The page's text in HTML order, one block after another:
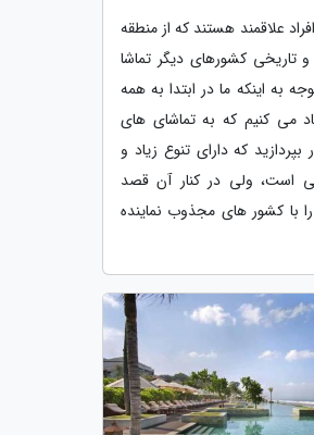
علاقمند هستند که از منطقه
تاریخی کشورهای دیگر تماشا
به اینکه ما در ابتدا به همه
می کنیم که به تماشای های
که دارای تنوع زیاد و
است، ولی در کنار آن قصد
با کشور های مجذوب نماینده